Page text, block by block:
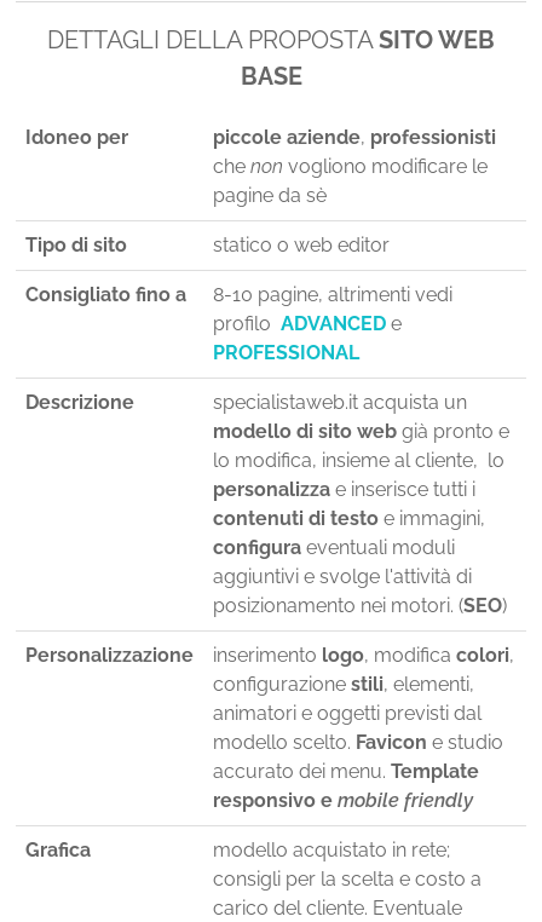
DETTAGLI DELLA PROPOSTASITO WEB
BASE
Idoneo per piccole aziende, professionisti
che non vogliono modificare le
pagine da sè
Tipo di sito statico o web editor
Consigliato fino a
8-10 pagine, altrimenti vedi
profilo ADVANCED e
PROFESSIONAL
Descrizione
specialistaweb.it acquista un
modello di sito web già pronto e
lo modifica, insieme al cliente, lo
personalizza e inserisce tutti i
contenuti di testo e immagini,
configura eventuali moduli
aggiuntivi e svolge l'attività di
posizionamento nei motori. (SEO)
Personalizzazione inserimento logo, modifica colori,
configurazione stili, elementi,
animatori e oggetti previsti dal
modello scelto. Favicon e studio
accurato dei menu. Template
responsivo e mobile friendly
Grafica
modello acquistato in rete;
consigli per la scelta e costo a
carico del cliente. Eventuale